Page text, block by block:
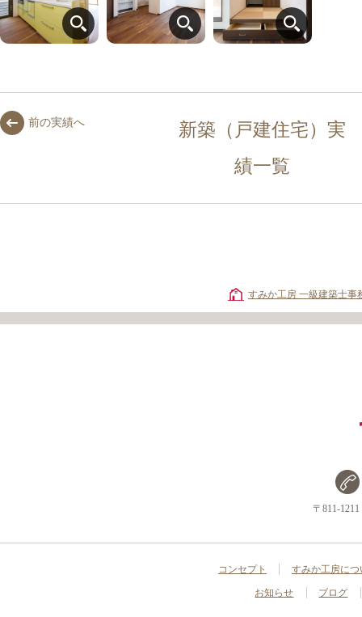
前の実績へ
新築（戸建住宅）実
績一覧
すみか工房 一級建築士事
〒811-
コンセプト すみか工房につ
お知らせ ブログ